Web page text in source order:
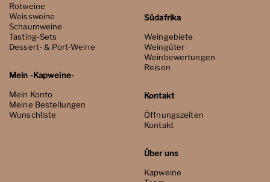
Rotweine
Weissweine
Schaumweine
Tasting-Sets
Dessert- & Port-Weine
Mein -Kapweine-
Mein Konto
Meine Bestellungen
Wunschliste
Südafrika
Weingebiete
Weingüter
Weinbewertungen
Reisen
Kontakt
Öffnungszeiten
Kontakt
Über uns
Kapweine